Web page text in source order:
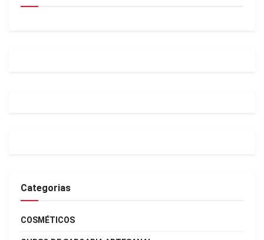
Categorias
COSMÉTICOS